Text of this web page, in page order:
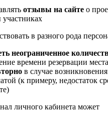
отзывы на сайте о
участниках
в разного рода
неограниченное
времени резервации места
в случае
(к примеру, недостаток
личного кабинета может